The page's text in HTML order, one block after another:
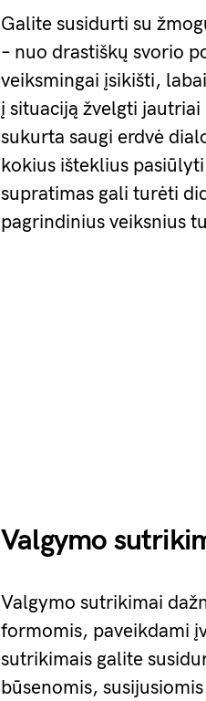
Galite susidurti su
– nuo drastiškų svorio
veiksmingai įsikišti,
į situaciją žvelgti
sukurta saugi erdvė
kokius išteklius
supratimas gali turėti
pagrindinius veiksnius
Valgymo
Valgymo sutrikimai
formomis, paveikdami
sutrikimais galite
būsenomis,